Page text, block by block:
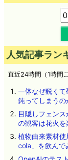
人気記事ラン
直近24時間（1時間
一体なぜ鋭く
鈍ってしまうの
目隠しフェン
の観客は花火
植物由来素材
cola」を飲んで